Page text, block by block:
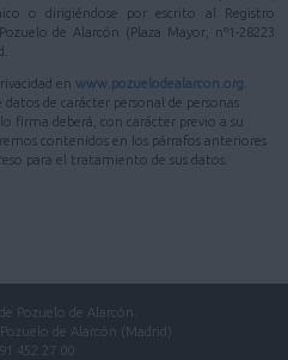
o dirigiéndose por escrito al Registro
de Alarcón (Plaza Mayor, nº1-28223
en www.pozuelodealarcon.org
datos de carácter personal de personas
firma deberá, con carácter previo a su
contenidos en los párrafos anteriores
para el tratamiento de sus datos.
Pozuelo de Alarcón.
de Alarcón (Madrid)
452 27 00